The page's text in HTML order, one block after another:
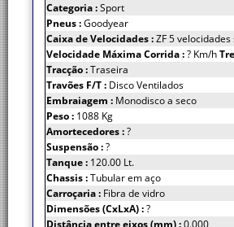
Categoria :Sport
Pneus :Goodyear
Caixa de Velocidades :ZF 5
Velocidade Máxima Corrida :? Km/h
Tracção :Traseira
Travões F/T : Disco Ventilados
Embraiagem : Monodisco a seco
Peso : 1088 Kg
Amortecedores :?
Suspensão :?
Tanque : 120.00 Lt.
Chassis :Tubular em aço
Carroçaria : Fibra de vidro
Dimensões (CxLxA) :?
Distância entre eixos (mm) :0.000